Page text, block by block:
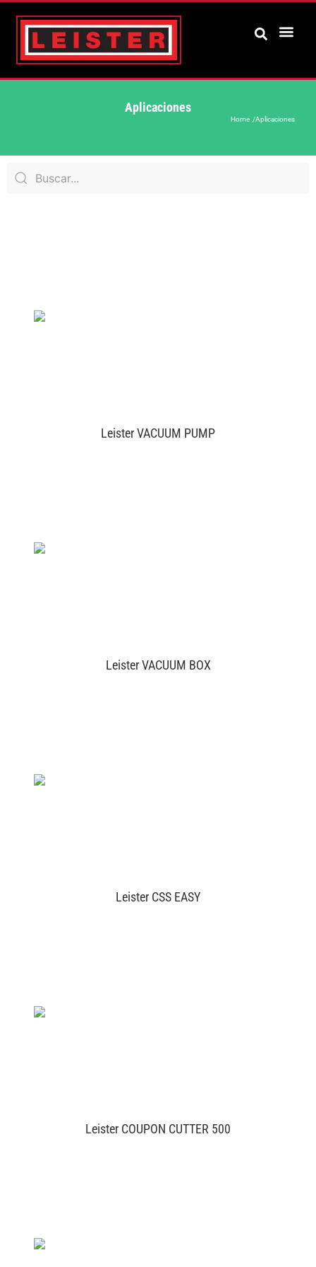
Aplicaciones
Home /Aplicaciones
Leister VACUUM PUMP
Leister VACUUM BOX
Leister CSS EASY
Leister COUPON CUTTER 500